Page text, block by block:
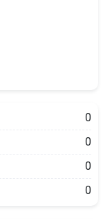
0
0
0
0